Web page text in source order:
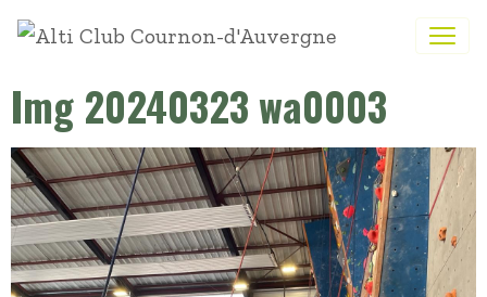
Img 20240323 wa0003